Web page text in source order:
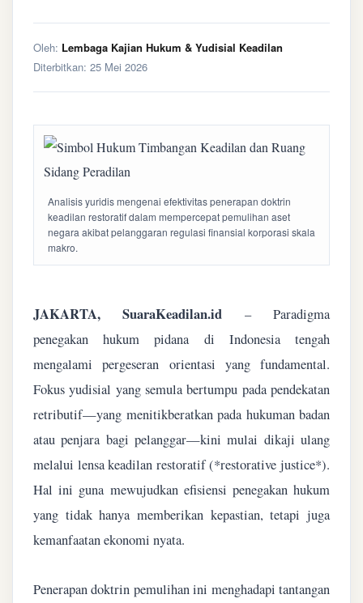
Oleh: Lembaga Kajian Hukum & Yudisial Keadilan
Diterbitkan: 25 Mei 2026
Analisis yuridis mengenai efektivitas penerapan doktrin
keadilan restoratif dalam mempercepat pemulihan aset
negara akibat pelanggaran regulasi finansial korporasi skala
makro.
JAKARTA, SuaraKeadilan.id – Paradigma
penegakan hukum pidana di Indonesia tengah
mengalami pergeseran orientasi yang fundamental.
Fokus yudisial yang semula bertumpu pada pendekatan
retributif—yang menitikberatkan pada hukuman badan
atau penjara bagi pelanggar—kini mulai dikaji ulang
melalui lensa keadilan restoratif (*restorative justice*).
Hal ini guna mewujudkan efisiensi penegakan hukum
yang tidak hanya memberikan kepastian, tetapi juga
kemanfaatan ekonomi nyata.
Penerapan doktrin pemulihan ini menghadapi tantangan